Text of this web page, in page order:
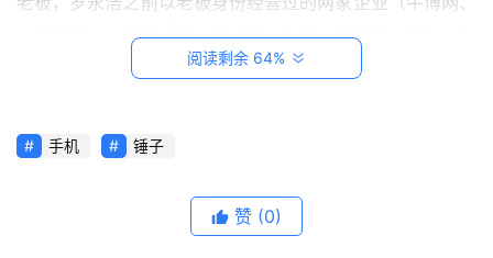
神
老罗英语），都远谈不上正规和上轨道，仅仅是小团队小作
坊的水准。从产品和企业两条线的经验看过来，罗永浩都有
手机企业的复杂之处，在于对内需要带领和协调工业设计、
用、采购、市场、销售等十几个专业，对外需要应对供应商
（原厂+代理商）、模具厂、代工厂、渠道（国包、省包、
阅读剩余 64%
手机 锤子
赞 (0)